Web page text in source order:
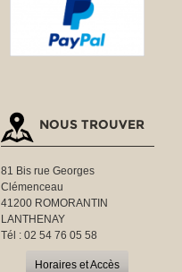
NOUS TROUVER
81 Bis rue Georges
Clémenceau
41200 ROMORANTIN
LANTHENAY
Tél : 02 54 76 05 58
Horaires et Accès